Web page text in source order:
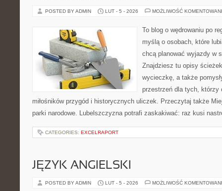
POSTED BY ADMIN LUT - 5 - 2026 MOŻLIWOŚĆ
To blog o wędrowaniu po
myślą o osobach, które
chcą planować wyjazdy w
Znajdziesz tu opisy
wycieczkę, a także
przestrzeń dla tych, którzy
miłośników przygód i historycznych uliczek. Przeczytaj także
parki narodowe. Lubelszczyzna potrafi zaskakiwać: raz kusi
CATEGORIES: EXCELRAPORT
JĘZYK ANGIELSKI
POSTED BY ADMIN LUT - 5 - 2026 MOŻLIWOŚĆ